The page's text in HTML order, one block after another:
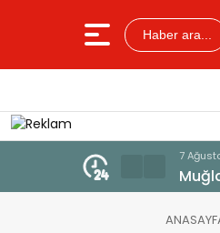
Haber ara...
7
Enes